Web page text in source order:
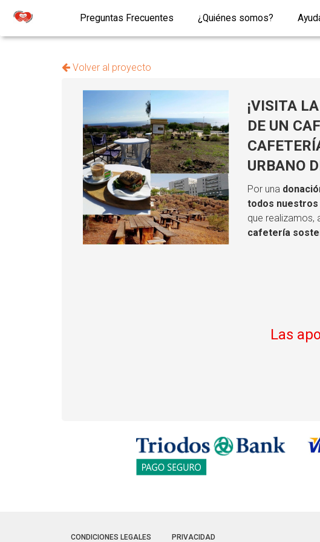
Preguntas Frecuentes ¿Quiénes somos?
Volver al proyecto
¡VISITA
DE UN
URBANO
Por una
todos
que realizamos,
cafetería
Las
CONDICIONES LEGALES PRIVACIDAD